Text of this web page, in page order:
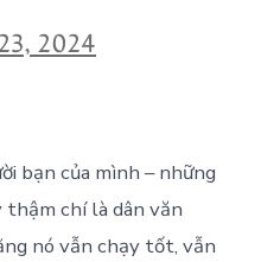
2024
bạn của mình – những
chí là dân văn
nó vẫn chạy tốt, vẫn